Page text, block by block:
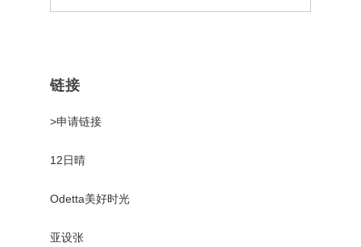
链接
>申请链接
12日晴
Odetta美好时光
亚设张